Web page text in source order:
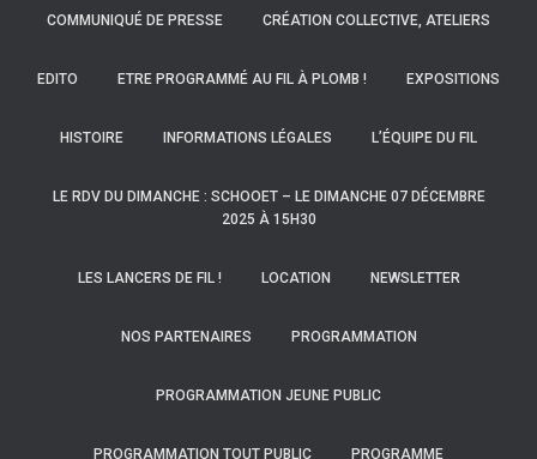
COMMUNIQUÉ DE PRESSE CRÉATION COLLECTIVE, ATELIERS
EDITO ETRE PROGRAMMÉ AU FIL À PLOMB ! EXPOSITIONS
HISTOIRE INFORMATIONS LÉGALES L’ÉQUIPE DU FIL
LE RDV DU DIMANCHE : SCHOOET – LE DIMANCHE 07 DÉCEMBRE
2025 À 15H30
LES LANCERS DE FIL ! LOCATION NEWSLETTER
NOS PARTENAIRES PROGRAMMATION
PROGRAMMATION JEUNE PUBLIC
PROGRAMMATION TOUT PUBLIC PROGRAMME